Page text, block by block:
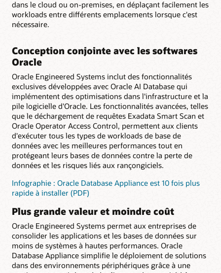
dans le cloud ou on-premises, en déplaçant facilement les
workloads entre différents emplacements lorsque c'est
nécessaire.
Conception conjointe avec les softwares
Oracle
Oracle Engineered Systems inclut des fonctionnalités
exclusives développées avec Oracle AI Database qui
implémentent des optimisations dans l'infrastructure et la
pile logicielle d'Oracle. Les fonctionnalités avancées, telles
que le déchargement de requêtes Exadata Smart Scan et
Oracle Operator Access Control, permettent aux clients
d'exécuter tous les types de workloads de base de
données avec les meilleures performances tout en
protégeant leurs bases de données contre la perte de
données et les risques liés aux rançongiciels.
Infographie : Oracle Database Appliance est 10 fois plus
rapide à installer (PDF)
Plus grande valeur et moindre coût
Oracle Engineered Systems permet aux entreprises de
consolider les applications et les bases de données sur
moins de systèmes à hautes performances. Oracle
Database Appliance simplifie le déploiement de solutions
dans des environnements périphériques grâce à une